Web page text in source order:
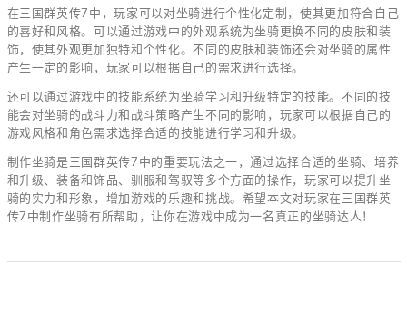
在三国群英传7中，玩家可以对坐骑进行个性化定制，使其更加符合自己
的喜好和风格。可以通过游戏中的外观系统为坐骑更换不同的皮肤和装
饰，使其外观更加独特和个性化。不同的皮肤和装饰还会对坐骑的属性
产生一定的影响，玩家可以根据自己的需求进行选择。
还可以通过游戏中的技能系统为坐骑学习和升级特定的技能。不同的技
能会对坐骑的战斗力和战斗策略产生不同的影响，玩家可以根据自己的
游戏风格和角色需求选择合适的技能进行学习和升级。
制作坐骑是三国群英传7中的重要玩法之一，通过选择合适的坐骑、培养
和升级、装备和饰品、驯服和驾驭等多个方面的操作，玩家可以提升坐
骑的实力和形象，增加游戏的乐趣和挑战。希望本文对玩家在三国群英
传7中制作坐骑有所帮助，让你在游戏中成为一名真正的坐骑达人！